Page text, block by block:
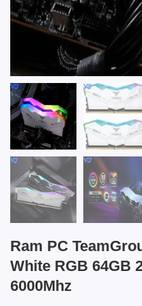
Ram PC
White RGB 64GB
6000Mhz